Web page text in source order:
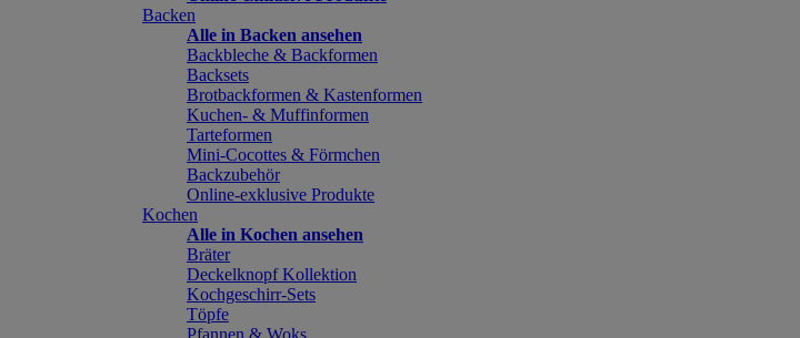
Backen
Alle in Backen ansehen
Backbleche & Backformen
Backsets
Brotbackformen & Kastenformen
Kuchen- & Muffinformen
Tarteformen
Mini-Cocottes & Förmchen
Backzubehör
Online-exklusive Produkte
Kochen
Alle in Kochen ansehen
Bräter
Deckelknopf Kollektion
Kochgeschirr-Sets
Töpfe
Pfannen & Woks